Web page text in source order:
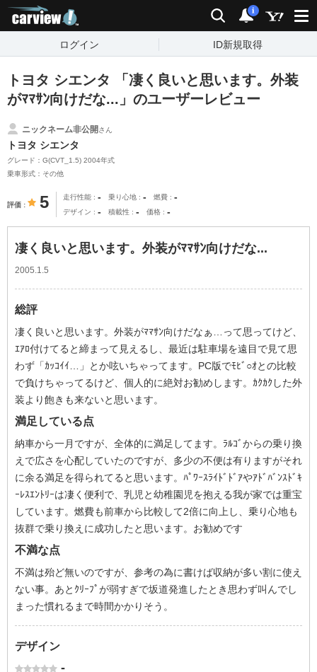
検索 通知
i
ログイン ID新規取得
トヨタ シエンタ 「凄く良いと思います。外装
がﾏﾏｻﾝ向けだな...」のユーザーレビュー
ニックネーム非公開さん
トヨタ シエンタ
グレード：G(CVT_1.5) 2004年式
乗車形式：その他
評価 5 走行性能 - 乗り心地 - 燃費 -
デザイン - 積載性 - 価格 -
凄く良いと思います。外装がﾏﾏｻﾝ向けだな...
2005.1.5
総評
凄く良いと思います。外装がﾏﾏｻﾝ向けだなぁ…って思ってけど、
ｴｱﾛ付けてると締まって見えるし、最近は駐車場を遠目で見て思
わず「ｶｯｺｲｲ…」とか呟いちゃってます。PC版でﾓﾋﾞ○ｵとの比較
で負けちゃってるけど、個人的に絶対お勧めします。ｶｸｶｸした外
装より飽きも来ないと思います。
満足している点
納車から一月ですが、全体的に満足してます。ﾗﾙｺﾞからの乗り換
えで広さを心配していたのですが、多少の不便は有りますがそれ
に余る満足を得られてると思います。ﾊﾟﾜｰｽﾗｲﾄﾞﾄﾞｱやｱﾄﾞﾊﾞﾝｽﾄﾞｷ
ｰﾚｽｴﾝﾄﾘｰは凄く便利で、乳児と幼稚園児を抱える我が家では重宝
しています。燃費も前車から比較して2倍に向上し、乗り心地も
抜群で乗り換えに成功したと思います。お勧めです
不満な点
不満は殆ど無いのですが、参考の為に書けば収納が多い割に使え
ない事。あとｸﾘｰﾌﾟが弱すぎで坂道発進したとき思わず叫んでし
まった慣れるまで時間かかりそう。
デザイン
-